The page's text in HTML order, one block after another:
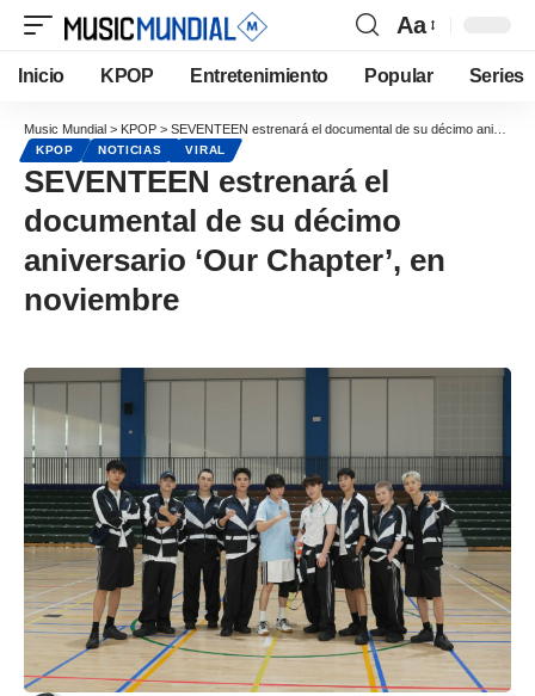
Aa
Inicio KPOP Entretenimiento Popular Series
Music Mundial > KPOP > SEVENTEEN estrenará el documental de su décimo aniversario ‘Our Chapter’, en noviembre
KPOP NOTICIAS VIRAL
SEVENTEEN estrenará el
documental de su décimo
aniversario ‘Our Chapter’, en
noviembre